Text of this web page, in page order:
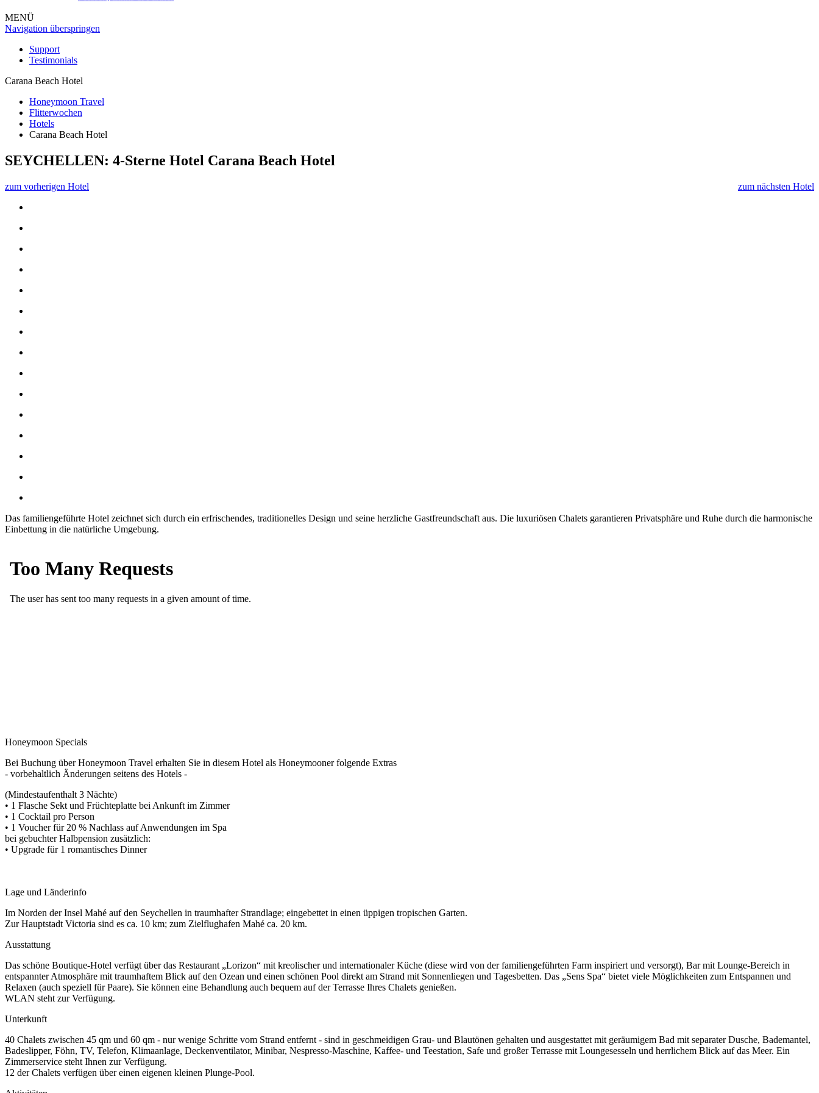
MENÜ
Navigation überspringen
Support
Testimonials
Carana Beach Hotel
Honeymoon Travel
Flitterwochen
Hotels
Carana Beach Hotel
SEYCHELLEN: 4-Sterne Hotel Carana Beach Hotel
zum vorherigen Hotel zum nächsten Hotel
Das familiengeführte Hotel zeichnet sich durch ein erfrischendes, traditionelles Design und seine herzliche Gastfreundschaft aus. Die luxuriösen Chalets garantieren Privatsphäre und Ruhe durch die harmonische
Einbettung in die natürliche Umgebung.
Honeymoon Specials
Bei Buchung über Honeymoon Travel erhalten Sie in diesem Hotel als Honeymooner folgende Extras
- vorbehaltlich Änderungen seitens des Hotels -
(Mindestaufenthalt 3 Nächte)
• 1 Flasche Sekt und Früchteplatte bei Ankunft im Zimmer
• 1 Cocktail pro Person
• 1 Voucher für 20 % Nachlass auf Anwendungen im Spa
bei gebuchter Halbpension zusätzlich:
• Upgrade für 1 romantisches Dinner
Lage und Länderinfo
Im Norden der Insel Mahé auf den Seychellen in traumhafter Strandlage; eingebettet in einen üppigen tropischen Garten.
Zur Hauptstadt Victoria sind es ca. 10 km; zum Zielflughafen Mahé ca. 20 km.
Ausstattung
Das schöne Boutique-Hotel verfügt über das Restaurant „Lorizon“ mit kreolischer und internationaler Küche (diese wird von der familiengeführten Farm inspiriert und versorgt), Bar mit Lounge-Bereich in
entspannter Atmosphäre mit traumhaftem Blick auf den Ozean und einen schönen Pool direkt am Strand mit Sonnenliegen und Tagesbetten. Das „Sens Spa“ bietet viele Möglichkeiten zum Entspannen und
Relaxen (auch speziell für Paare). Sie können eine Behandlung auch bequem auf der Terrasse Ihres Chalets genießen.
WLAN steht zur Verfügung.
Unterkunft
40 Chalets zwischen 45 qm und 60 qm - nur wenige Schritte vom Strand entfernt - sind in geschmeidigen Grau- und Blautönen gehalten und ausgestattet mit geräumigem Bad mit separater Dusche, Bademantel,
Badeslipper, Föhn, TV, Telefon, Klimaanlage, Deckenventilator, Minibar, Nespresso-Maschine, Kaffee- und Teestation, Safe und großer Terrasse mit Loungesesseln und herrlichem Blick auf das Meer. Ein
Zimmerservice steht Ihnen zur Verfügung.
12 der Chalets verfügen über einen eigenen kleinen Plunge-Pool.